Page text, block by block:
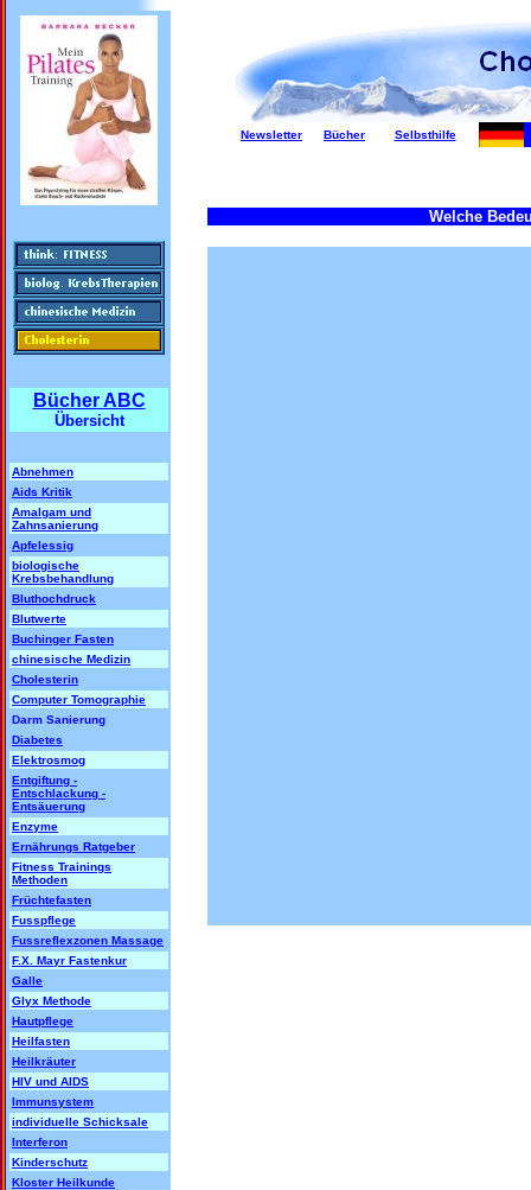
Bücher ABC
Übersicht
Abnehmen
Aids Kritik
Amalgam und
Zahnsanierung
Apfelessig
biologische
Krebsbehandlung
Bluthochdruck
Blutwerte
Buchinger Fasten
chinesische Medizin
Cholesterin
Computer Tomographie
Darm Sanierung
Diabetes
Elektrosmog
Entgiftung -
Entschlackung -
Entsäuerung
Enzyme
Ernährungs Ratgeber
Fitness Trainings
Methoden
Früchtefasten
Fusspflege
Fussreflexzonen Massage
F.X. Mayr Fastenkur
Galle
Glyx Methode
Hautpflege
Heilfasten
Heilkräuter
HIV und AIDS
Immunsystem
individuelle Schicksale
Interferon
Kinderschutz
Kloster Heilkunde
Newsletter Bücher Selbsthilfe
Welche